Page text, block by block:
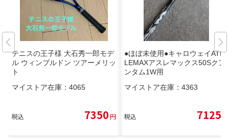
テニスの王子様 大石秀一郎モデ
ル ウィンブルドン ツアーメリッ
ト
マイストア在庫： 4065
税込 7350円
●ほぼ未使用●キャロウェイATH
LEMAXアスレマックス50Sクア
ンタム1W用
マイストア在庫： 4363
税込 7125